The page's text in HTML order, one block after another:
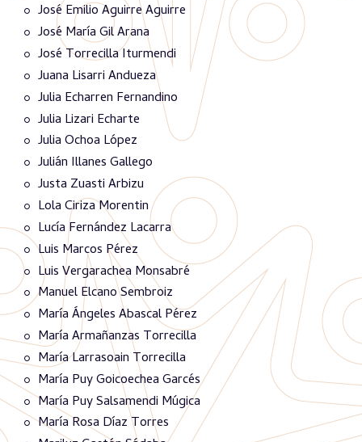
José Emilio Aguirre Aguirre
José María Gil Arana
José Torrecilla Iturmendi
Juana Lisarri Andueza
Julia Echarren Fernandino
Julia Lizari Echarte
Julia Ochoa López
Julián Illanes Gallego
Justa Zuasti Arbizu
Lola Ciriza Morentin
Lucía Fernández Lacarra
Luis Marcos Pérez
Luis Vergarachea Monsabré
Manuel Elcano Sembroiz
María Ángeles Abascal Pérez
María Armañanzas Torrecilla
María Larrasoain Torrecilla
María Puy Goicoechea Garcés
María Puy Salsamendi Múgica
María Rosa Díaz Torres